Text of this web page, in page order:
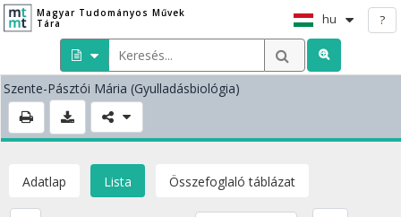
Magyar Tudományos Művek
Tára
hu ?
Szente-Pásztói Mária (Gyulladásbiológia)
Adatlap Lista Összefoglaló táblázat